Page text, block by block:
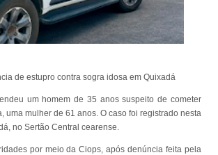
de estupro contra sogra idosa em Quixadá
um homem de 35 anos suspeito de cometer
uma mulher de 61 anos. O caso foi registrado nesta
no Sertão Central cearense.
por meio da Ciops, após denúncia feita pela